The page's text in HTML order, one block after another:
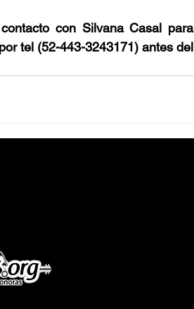
con Silvana Casal para
tel (52-443-3243171) antes del